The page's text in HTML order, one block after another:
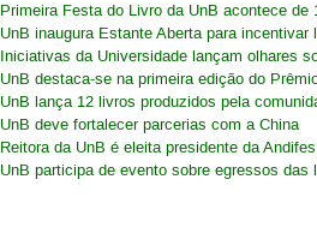
Primeira Festa do Livro da UnB acontece de
UnB inaugura Estante Aberta para incentivar
Iniciativas da Universidade lançam olhares
UnB destaca-se na primeira edição do
UnB lança 12 livros produzidos pela
UnB deve fortalecer parcerias com a China
Reitora da UnB é eleita presidente da Andifes
UnB participa de evento sobre egressos